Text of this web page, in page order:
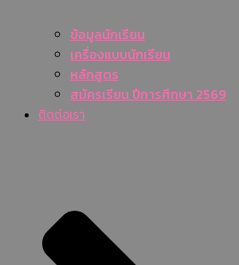
ข้อมูลนักเรียน
เครื่องแบบนักเรียน
หลักสูตร
สมัครเรียน ปีการศึกษา 2569
ติดต่อเรา